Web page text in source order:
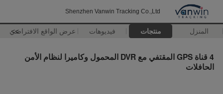
Shenzhen Vanwin Tracking Co.,Ltd
المنزل منتجات فيديوهات عرض الواقع الافتراضي
>>
4 قناة GPS المقتفي مع DVR المحمول وكاميرا لنظام الأمن
الحافلات